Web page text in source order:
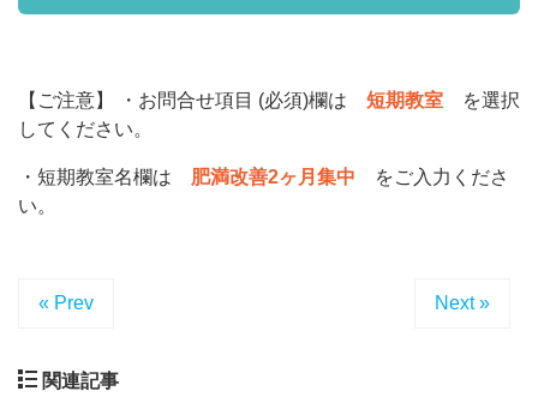
【ご注意】 ・お問合せ項目 (必須)欄は 短期教室 を選択
してください。
・短期教室名欄は 肥満改善2ヶ月集中 をご入力くださ
い。
« Prev Next »
関連記事